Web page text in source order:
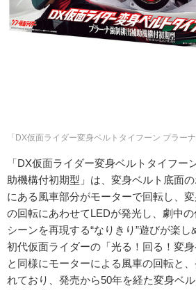
「DX仮面ライダー変身ベルトタイフーン プラー
「DX仮面ライダー変身ベルトタイフー
助機構付初期型」は、変身ベルト底面
にある風車部分がモーターで回転し、
の回転にあわせてLEDが発光し、劇中
シーンを再現する“なりきり”遊びが楽し
初代仮面ライダーの「光る！回る！変
と同様にモーターによる風車の回転と
れており、発売から50年を経た変身ベ